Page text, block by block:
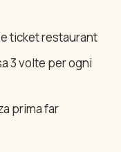
ticket restaurant
3 volte per ogni
prima far